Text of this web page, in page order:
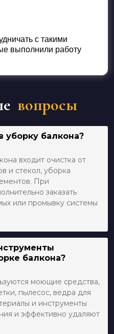
с такими
выполнили работу
вопросы
уборку балкона?
входит очистка от
и стекол, уборка
При
заказать
или промывку системы
балкона?
моющие средства,
пылесос, ведра для
и инструменты
и эффективно удаляют